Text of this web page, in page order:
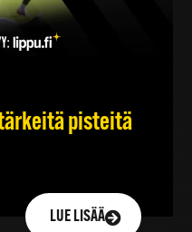
pisteitä
LUE LISÄÄ